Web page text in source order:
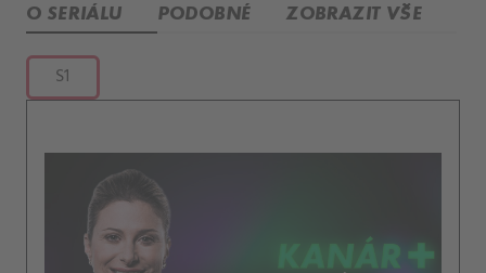
O SERIÁLU PODOBNÉ ZOBRAZIT VŠE
S1